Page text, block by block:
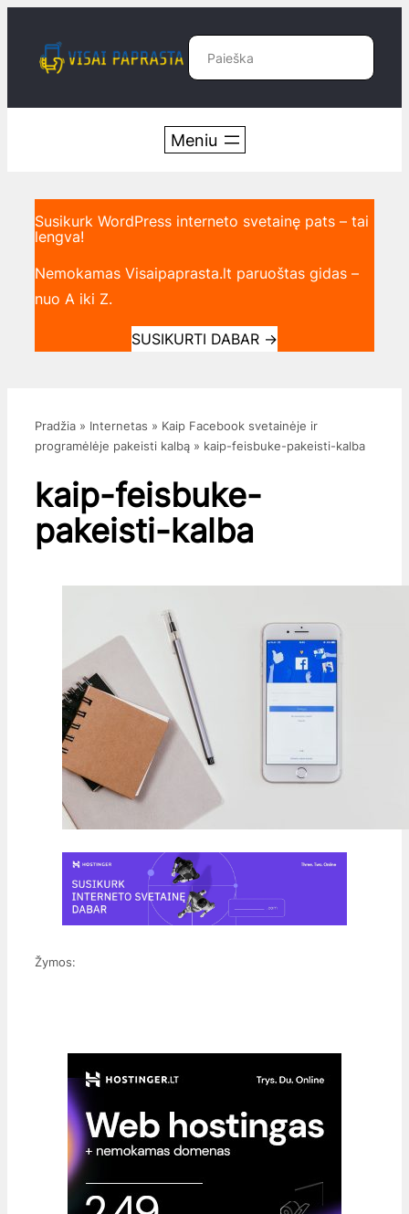
turinio
Paieška
Susikurk WordPress interneto svetainę pats – tai
lengva!
Nemokamas Visaipaprasta.lt paruoštas gidas –
nuo A iki Z.
SUSIKURTI DABAR →
Pradžia » Internetas » Kaip Facebook svetainėje ir
programėlėje pakeisti kalbą » kaip-feisbuke-pakeisti-kalba
kaip-feisbuke-
pakeisti-kalba
Žymos: